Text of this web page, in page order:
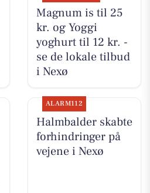
Magnum is til 25
kr. og Yoggi
yoghurt til 12 kr. -
se de lokale tilbud
i Nexø
ALARM112
Halmbalder skabte
forhindringer på
vejene i Nexø